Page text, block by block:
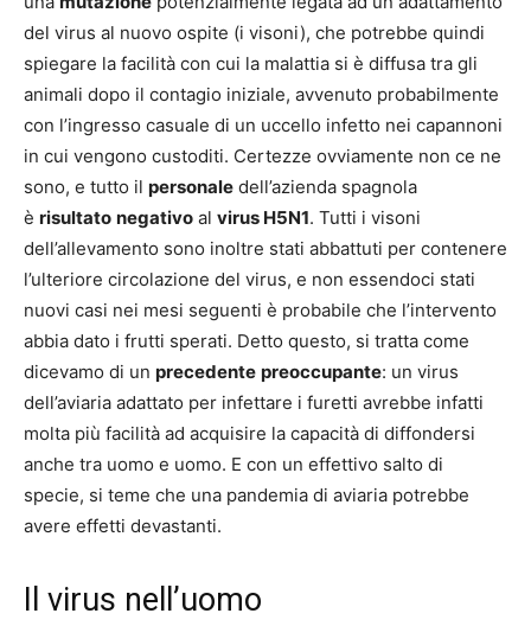
del virus al nuovo ospite (i visoni), che potrebbe quindi
spiegare la facilità con cui la malattia si è diffusa tra gli
animali dopo il contagio iniziale, avvenuto probabilmente
con l’ingresso casuale di un uccello infetto nei capannoni
in cui vengono custoditi. Certezze ovviamente non ce ne
sono, e tutto il personale dell’azienda spagnola
è risultato negativo al virus H5N1. Tutti i visoni
dell’allevamento sono inoltre stati abbattuti per contenere
l’ulteriore circolazione del virus, e non essendoci stati
nuovi casi nei mesi seguenti è probabile che l’intervento
abbia dato i frutti sperati. Detto questo, si tratta come
dicevamo di un precedente preoccupante: un virus
dell’aviaria adattato per infettare i furetti avrebbe infatti
molta più facilità ad acquisire la capacità di diffondersi
anche tra uomo e uomo. E con un effettivo salto di
specie, si teme che una pandemia di aviaria potrebbe
avere effetti devastanti.
Il virus nell’uomo